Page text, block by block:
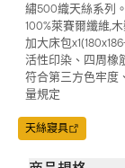
繡500織天絲系列。
100%萊賽爾纖維,
加大床包
活性印染、四周橡
符合第三方色牢度
量規定
天絲寢具